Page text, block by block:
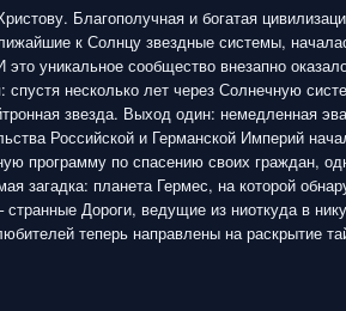
Благополучная и богатая
к Солнцу звездные системы,
уникальное сообщество внезапно
спустя несколько лет через Солнечную
звезда. Выход один: немедленная
Российской и Германской Империй
программу по спасению своих граждан,
загадка: планета Гермес, на которой
странные Дороги, ведущие из ниоткуда в
теперь направлены на раскрытие